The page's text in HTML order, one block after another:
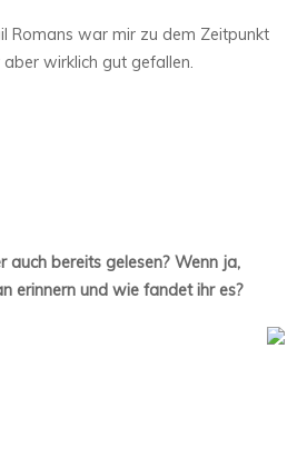
Romans war mir zu dem Zeitpunkt
wirklich gut gefallen.
auch bereits gelesen? Wenn ja,
erinnern und wie fandet ihr es?